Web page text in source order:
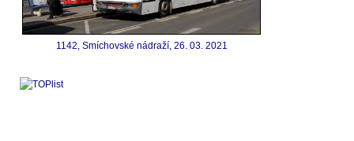
1142, Smíchovské nádraží, 26. 03. 2021